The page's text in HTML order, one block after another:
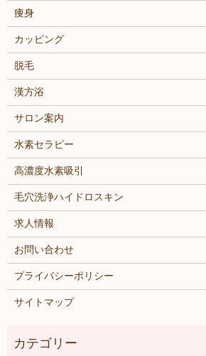
痩身
カッピング
脱毛
漢方浴
サロン案内
水素セラピー
高濃度水素吸引
毛穴洗浄ハイドロスキン
求人情報
お問い合わせ
プライバシーポリシー
サイトマップ